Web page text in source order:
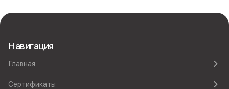
Навигация
Главная
Сертификаты